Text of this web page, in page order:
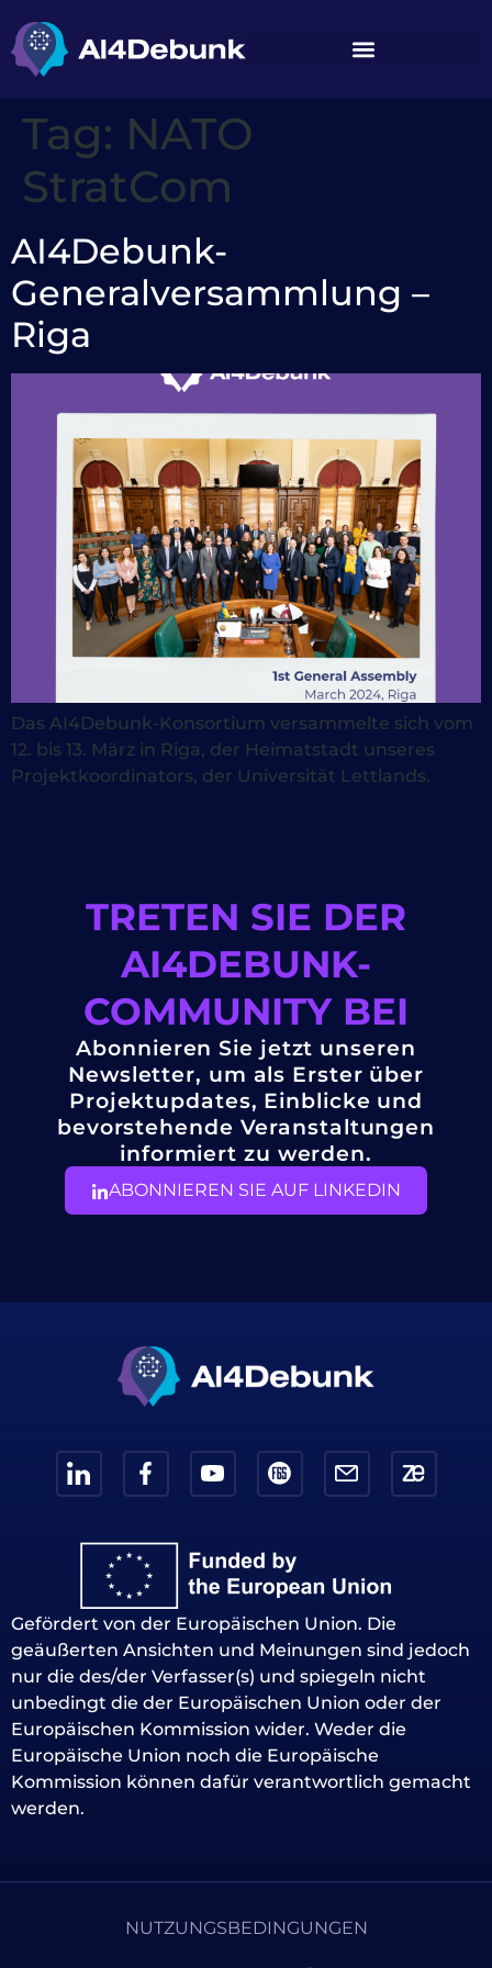
springen
Tag: NATO
StratCom
AI4Debunk-
Generalversammlung –
Riga
Das AI4Debunk-Konsortium versammelte sich vom
12. bis 13. März in Riga, der Heimatstadt unseres
Projektkoordinators, der Universität Lettlands.
TRETEN SIE DER
AI4DEBUNK-
COMMUNITY BEI
Abonnieren Sie jetzt unseren
Newsletter, um als Erster über
Projektupdates, Einblicke und
bevorstehende Veranstaltungen
informiert zu werden.
ABONNIEREN SIE AUF LINKEDIN
Gefördert von der Europäischen Union. Die
geäußerten Ansichten und Meinungen sind jedoch
nur die des/der Verfasser(s) und spiegeln nicht
unbedingt die der Europäischen Union oder der
Europäischen Kommission wider. Weder die
Europäische Union noch die Europäische
Kommission können dafür verantwortlich gemacht
werden.
NUTZUNGSBEDINGUNGEN